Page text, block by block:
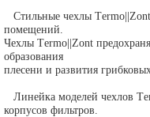
Стильные чехлы Termo|| Z
помещений.
Чехлы Termo|| Zont
образования
плесени и развития
Линейка моделей чехлов T
корпусов фильтров.